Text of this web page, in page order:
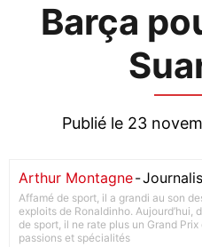
Barça
Publié le 23
Arthur Montagne-
Affamé de sport, il a grandi au son
exploits de Ronaldinho. Aujourd’hui,
de sport, il ne rate plus un Grand
passions et spécialités